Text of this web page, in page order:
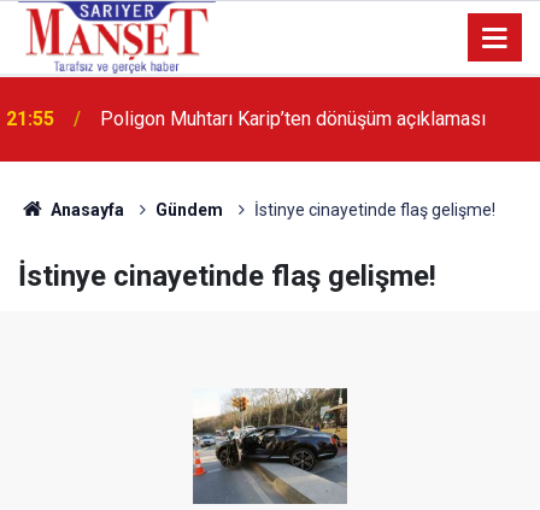
13:36 'Poligon'da İstanbul'a örnek proje gerçekleştirilecek'
Anasayfa Gündem İstinye cinayetinde flaş gelişme!
İstinye cinayetinde flaş gelişme!